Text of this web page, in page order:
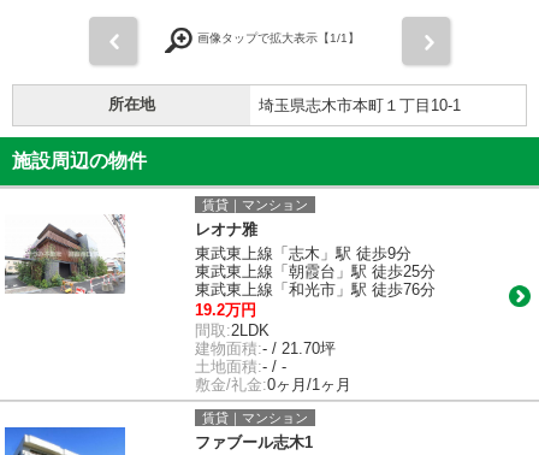
画像タップで拡大表示【1/1】
所在地 埼玉県志木市本町１丁目10-1
施設周辺の物件
賃貸｜マンション
レオナ雅
東武東上線「志木」駅 徒歩9分
東武東上線「朝霞台」駅 徒歩25分
東武東上線「和光市」駅 徒歩76分
19.2万円
間取:2LDK
建物面積:- / 21.70坪
土地面積:- / -
敷金/礼金:0ヶ月/1ヶ月
賃貸｜マンション
ファブール志木1